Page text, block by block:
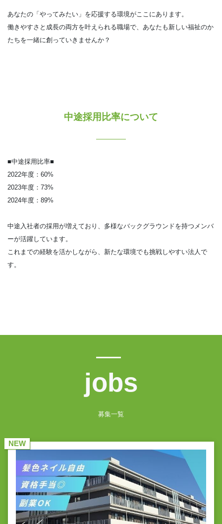
あなたの「やってみたい」を応援する環境がここにあります。
働きやすさと成長の両方を叶えられる職場で、あなたも新しい福祉のか
たちを一緒に創っていきませんか？
中途採用比率について
■中途採用比率■
2022年度：60%
2023年度：73%
2024年度：89%
中途入社者の採用が増えており、多様なバックグラウンドを持つメンバ
ーが活躍しています。
これまでの経験を活かしながら、新たな環境でも挑戦しやすい法人で
す。
jobs
募集一覧
NEW